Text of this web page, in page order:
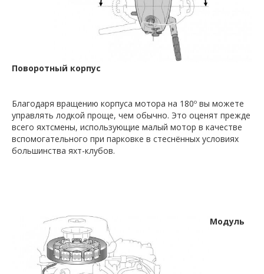
Поворотный корпус
Благодаря вращению корпуса мотора на 180º вы можете
управлять лодкой проще, чем обычно. Это оценят прежде
всего яхтсмены, использующие малый мотор в качестве
вспомогательного при парковке в стеснённых условиях
большинства яхт-клубов.
Модуль